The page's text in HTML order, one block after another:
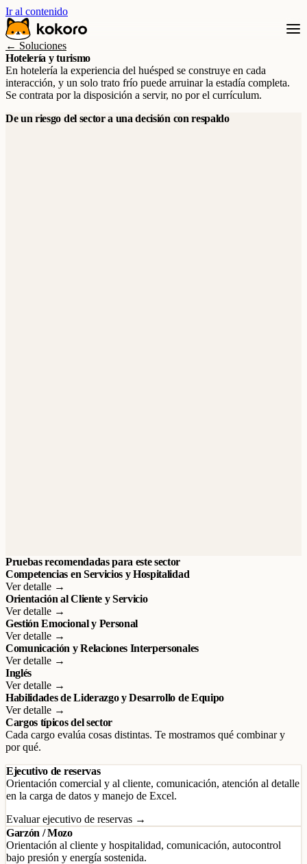
Ir al contenido
← Soluciones
Hotelería y turismo
En hotelería la experiencia del huésped se construye en cada
interacción, y un solo trato frío puede arruinar la estadía completa.
Se contrata por la disposición a servir, no por el currículum.
De un riesgo del sector a una decisión con respaldo
Pruebas recomendadas para este sector
Competencias en Servicios y Hospitalidad
Ver detalle →
Orientación al Cliente y Servicio
Ver detalle →
Gestión Emocional y Personal
Ver detalle →
Comunicación y Relaciones Interpersonales
Ver detalle →
Inglés
Ver detalle →
Habilidades de Liderazgo y Desarrollo de Equipo
Ver detalle →
Cargos típicos del sector
Cada cargo evalúa cosas distintas. Te mostramos qué combinar y
por qué.
Ejecutivo de reservas
Orientación comercial y al cliente, comunicación, atención al detalle
en la carga de datos y manejo de Excel.
Evaluar ejecutivo de reservas →
Garzón / Mozo
Orientación al cliente y hospitalidad, comunicación, autocontrol
bajo presión y energía sostenida.